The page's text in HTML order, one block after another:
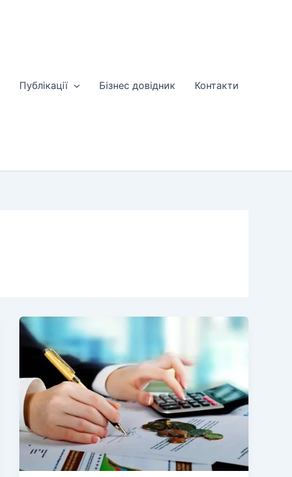
Публікації Бізнес довідник Контакти